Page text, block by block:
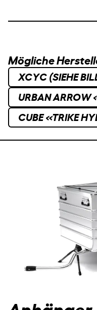
Mögliche
XCYC (SIEHE
URBAN ARROW
CUBE «TRIKE